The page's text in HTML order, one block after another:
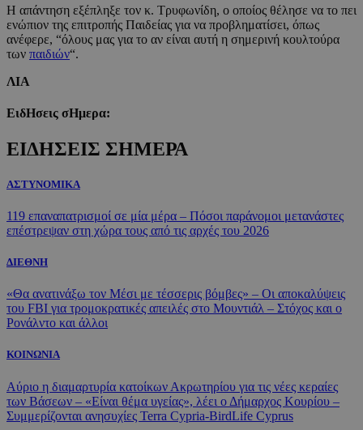
Η απάντηση εξέπληξε τον κ. Τρυφωνίδη, ο οποίος θέλησε να το πει
ενώπιον της επιτροπής Παιδείας για να προβληματίσει, όπως
ανέφερε, “όλους μας για το αν είναι αυτή η σημερινή κουλτούρα
των παιδιών“.
ΛΙΑ
ΕιδΗσεις σΗμερα:
ΕΙΔΗΣΕΙΣ ΣΗΜΕΡΑ
ΑΣΤΥΝΟΜΙΚΑ
119 επαναπατρισμοί σε μία μέρα – Πόσοι παράνομοι μετανάστες
επέστρεψαν στη χώρα τους από τις αρχές του 2026
ΔΙΕΘΝΗ
«Θα ανατινάξω τον Μέσι με τέσσερις βόμβες» – Οι αποκαλύψεις
του FBI για τρομοκρατικές απειλές στο Μουντιάλ – Στόχος και ο
Ρονάλντο και άλλοι
ΚΟΙΝΩΝΙΑ
Αύριο η διαμαρτυρία κατοίκων Ακρωτηρίου για τις νέες κεραίες
των Βάσεων – «Είναι θέμα υγείας», λέει ο Δήμαρχος Κουρίου –
Συμμερίζονται ανησυχίες Terra Cypria-BirdLife Cyprus